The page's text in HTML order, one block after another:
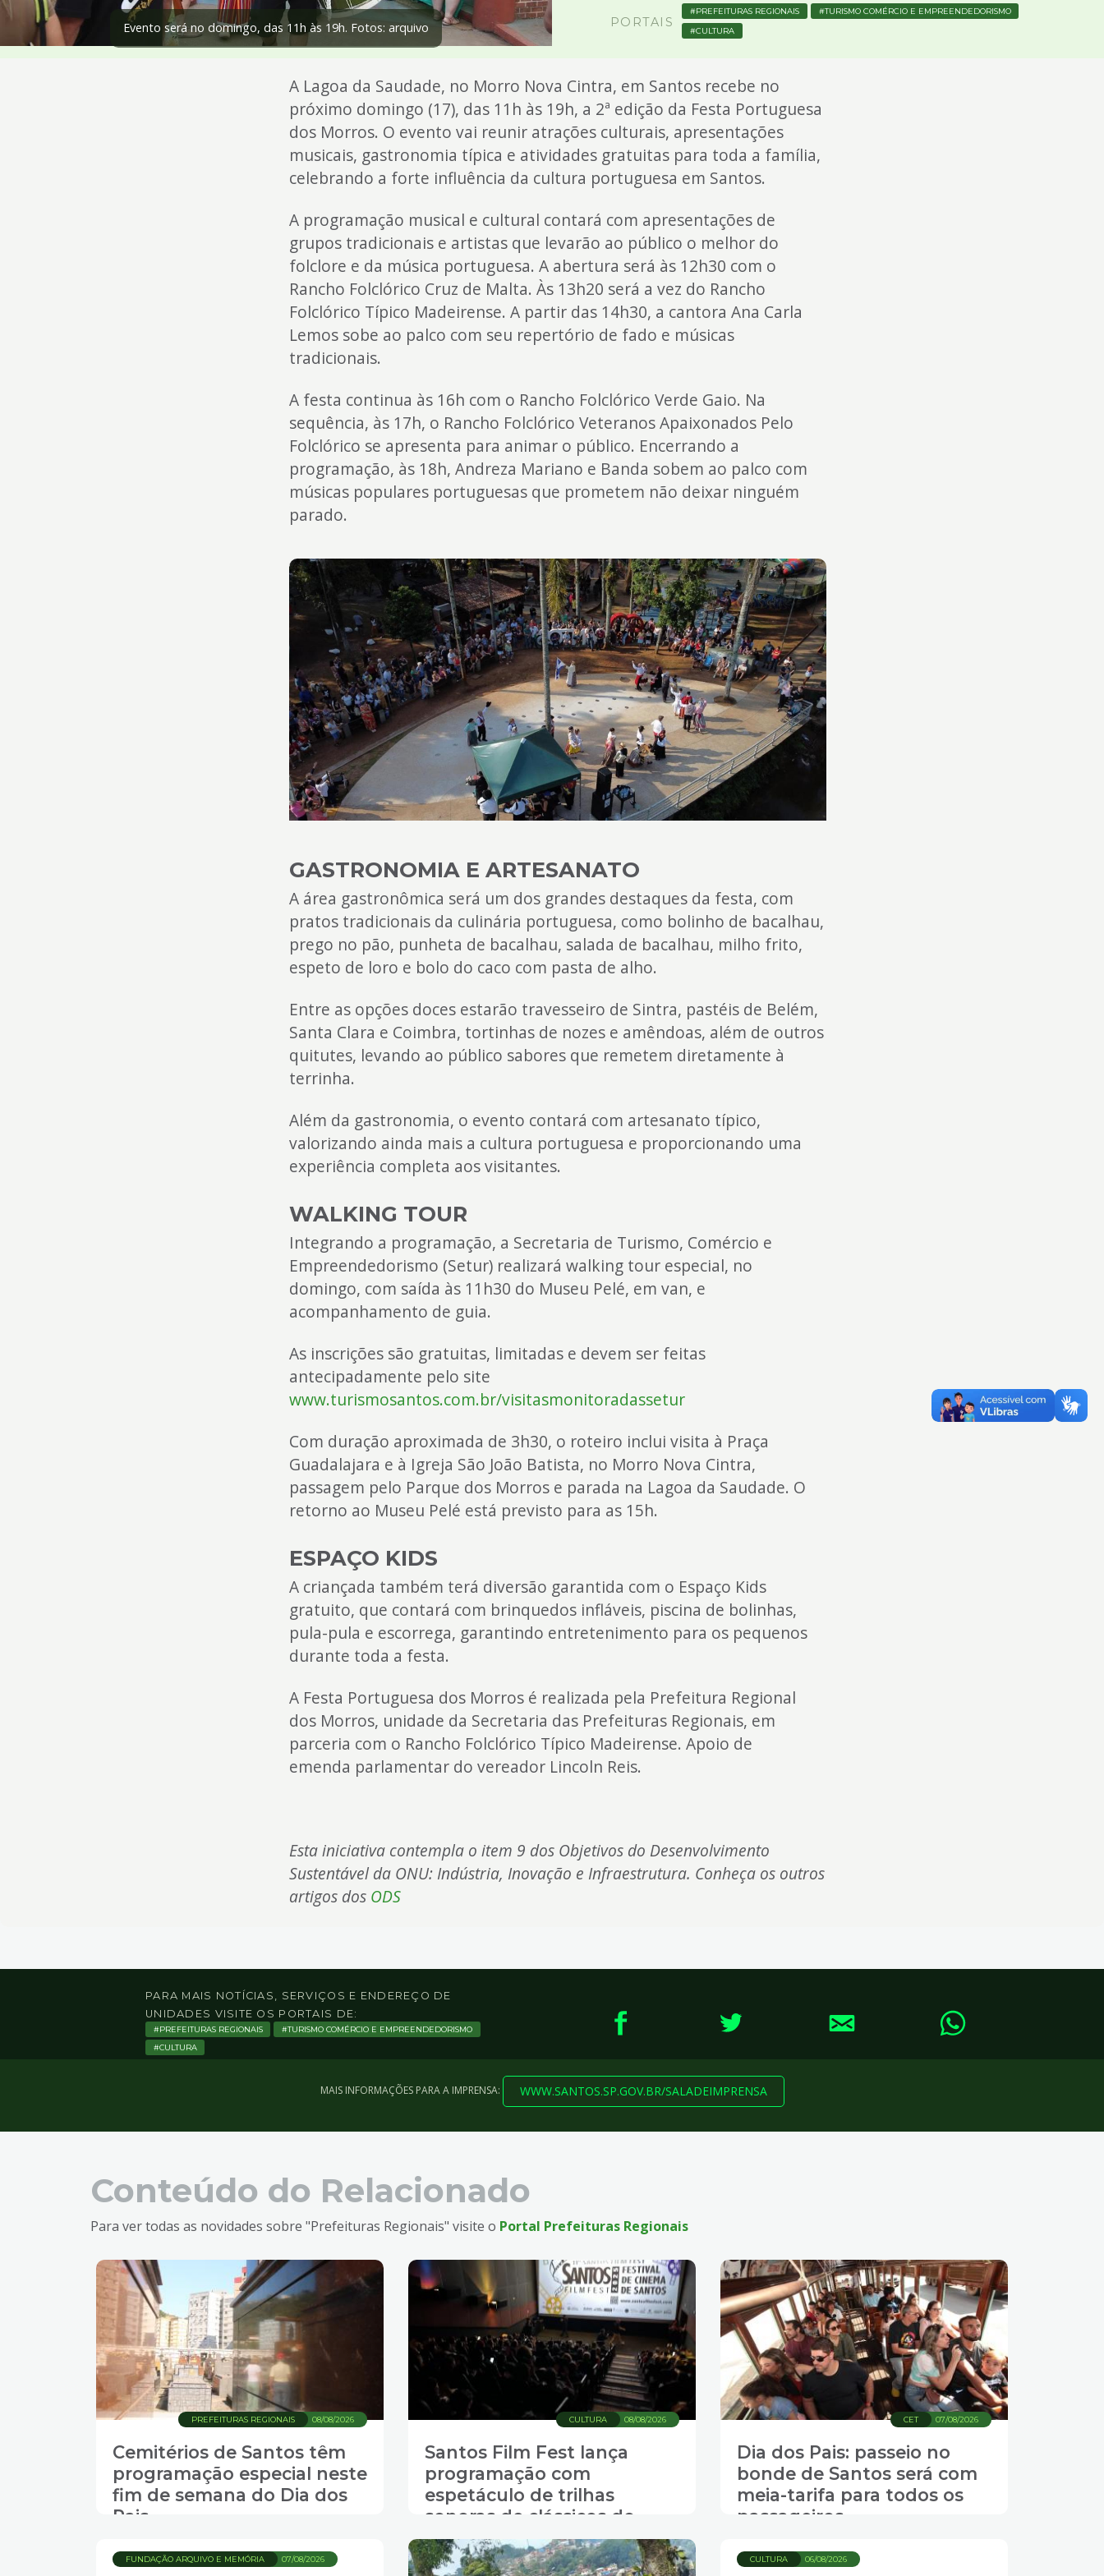
4
Acessibilidade
5
Evento será no domingo, das 11h às 19h. Fotos: arquivo PORTAIS
PREFEITURAS REGIONAIS TURISMO COMÉRCIO E EMPREENDEDORISMO
CULTURA
A Lagoa da Saudade, no Morro Nova Cintra, em Santos recebe no
próximo domingo (17), das 11h às 19h, a 2ª edição da Festa Portuguesa
dos Morros. O evento vai reunir atrações culturais, apresentações
musicais, gastronomia típica e atividades gratuitas para toda a família,
celebrando a forte influência da cultura portuguesa em Santos.
A programação musical e cultural contará com apresentações de
grupos tradicionais e artistas que levarão ao público o melhor do
folclore e da música portuguesa. A abertura será às 12h30 com o
Rancho Folclórico Cruz de Malta. Às 13h20 será a vez do Rancho
Folclórico Típico Madeirense. A partir das 14h30, a cantora Ana Carla
Lemos sobe ao palco com seu repertório de fado e músicas
tradicionais.
A festa continua às 16h com o Rancho Folclórico Verde Gaio. Na
sequência, às 17h, o Rancho Folclórico Veteranos Apaixonados Pelo
Folclórico se apresenta para animar o público. Encerrando a
programação, às 18h, Andreza Mariano e Banda sobem ao palco com
músicas populares portuguesas que prometem não deixar ninguém
parado.
GASTRONOMIA E ARTESANATO
A área gastronômica será um dos grandes destaques da festa, com
pratos tradicionais da culinária portuguesa, como bolinho de bacalhau,
prego no pão, punheta de bacalhau, salada de bacalhau, milho frito,
espeto de loro e bolo do caco com pasta de alho.
Entre as opções doces estarão travesseiro de Sintra, pastéis de Belém,
Santa Clara e Coimbra, tortinhas de nozes e amêndoas, além de outros
quitutes, levando ao público sabores que remetem diretamente à
terrinha.
Além da gastronomia, o evento contará com artesanato típico,
valorizando ainda mais a cultura portuguesa e proporcionando uma
experiência completa aos visitantes.
WALKING TOUR
Integrando a programação, a Secretaria de Turismo, Comércio e
Empreendedorismo (Setur) realizará walking tour especial, no
domingo, com saída às 11h30 do Museu Pelé, em van, e
acompanhamento de guia.
As inscrições são gratuitas, limitadas e devem ser feitas
antecipadamente pelo site
www.turismosantos.com.br/visitasmonitoradassetur
Com duração aproximada de 3h30, o roteiro inclui visita à Praça
Guadalajara e à Igreja São João Batista, no Morro Nova Cintra,
passagem pelo Parque dos Morros e parada na Lagoa da Saudade. O
retorno ao Museu Pelé está previsto para as 15h.
ESPAÇO KIDS
A criançada também terá diversão garantida com o Espaço Kids
gratuito, que contará com brinquedos infláveis, piscina de bolinhas,
pula-pula e escorrega, garantindo entretenimento para os pequenos
durante toda a festa.
A Festa Portuguesa dos Morros é realizada pela Prefeitura Regional
dos Morros, unidade da Secretaria das Prefeituras Regionais, em
parceria com o Rancho Folclórico Típico Madeirense. Apoio de
emenda parlamentar do vereador Lincoln Reis.
Esta iniciativa contempla o item 9 dos Objetivos do Desenvolvimento
Sustentável da ONU: Indústria, Inovação e Infraestrutura. Conheça os outros
artigos dos ODS
PARA MAIS NOTÍCIAS, SERVIÇOS E ENDEREÇO DE
UNIDADES VISITE OS PORTAIS DE:
PREFEITURAS REGIONAIS
TURISMO COMÉRCIO E EMPREENDEDORISMO
CULTURA
MAIS INFORMAÇÕES PARA A IMPRENSA: WWW.SANTOS.SP.GOV.BR/SALADEIMPRENSA
Conteúdo do Relacionado
Para ver todas as novidades sobre "Prefeituras Regionais" visite o Portal Prefeituras Regionais
08/08/2026
PREFEITURAS REGIONAIS
Cemitérios de Santos têm
programação especial neste
fim de semana do Dia dos
Pais
08/08/2026
CULTURA
Santos Film Fest lança
programação com
espetáculo de trilhas
sonoras de clássicos do
cinema
07/08/2026
CET
Dia dos Pais: passeio no
bonde de Santos será com
meia-tarifa para todos os
passageiros
07/08/2026
FUNDAÇÃO ARQUIVO E MEMÓRIA 06/08/2026
CULTURA